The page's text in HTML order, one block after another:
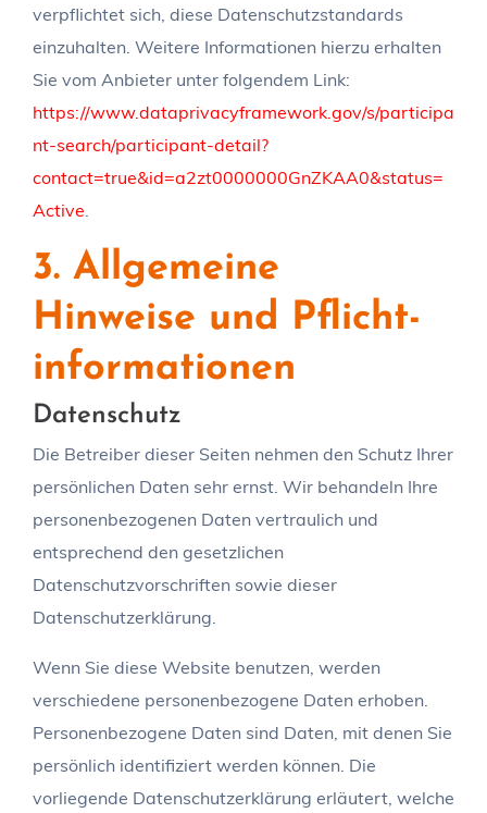
verpflichtet sich, diese Datenschutzstandards
einzuhalten. Weitere Informationen hierzu erhalten
Sie vom Anbieter unter folgendem Link:
https://www.dataprivacyframework.gov/s/participa
nt-search/participant-detail?
contact=true&id=a2zt0000000GnZKAA0&status=
Active
3. Allgemeine
Hinweise und Pflicht­
informationen
Datenschutz
Die Betreiber dieser Seiten nehmen den Schutz Ihrer
persönlichen Daten sehr ernst. Wir behandeln Ihre
personenbezogenen Daten vertraulich und
entsprechend den gesetzlichen
Datenschutzvorschriften sowie dieser
Datenschutzerklärung.
Wenn Sie diese Website benutzen, werden
verschiedene personenbezogene Daten erhoben.
Personenbezogene Daten sind Daten, mit denen Sie
persönlich identifiziert werden können. Die
vorliegende Datenschutzerklärung erläutert, welche